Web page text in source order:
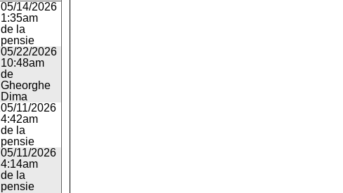
05/14/2026
1:35am
de la
pensie
05/22/2026
10:48am
de
Gheorghe
Dima
05/11/2026
4:42am
de la
pensie
05/11/2026
4:14am
de la
pensie